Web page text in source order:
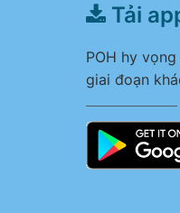
Tải
POH hy
giai đoạn